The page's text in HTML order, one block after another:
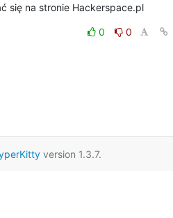
się na stronie Hackerspace.pl
0
0
version 1.3.7.